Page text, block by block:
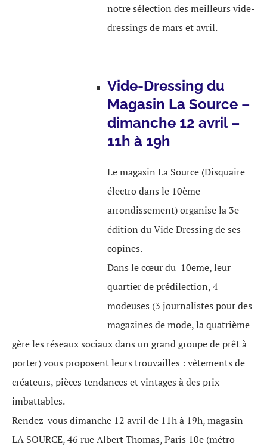
notre sélection des meilleurs vide-
dressings de mars et avril.
Vide-Dressing du
Magasin La Source –
dimanche 12 avril –
11h à 19h
Le magasin La Source (Disquaire
électro dans le 10ème
arrondissement) organise la 3e
édition du Vide Dressing de ses
copines.
Dans le cœur du 10eme, leur
quartier de prédilection, 4
modeuses (3 journalistes pour des
magazines de mode, la quatrième
gère les réseaux sociaux dans un grand groupe de prêt à
porter) vous proposent leurs trouvailles : vêtements de
créateurs, pièces tendances et vintages à des prix
imbattables.
Rendez-vous dimanche 12 avril de 11h à 19h, magasin
LA SOURCE, 46 rue Albert Thomas, Paris 10e (métro